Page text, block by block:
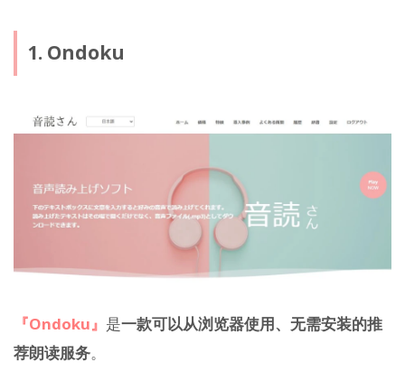
1. Ondoku
『Ondoku』 是一款可以从浏览器使用、无需安装的推
荐朗读服务。